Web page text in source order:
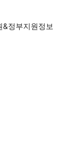
&정부지원정보